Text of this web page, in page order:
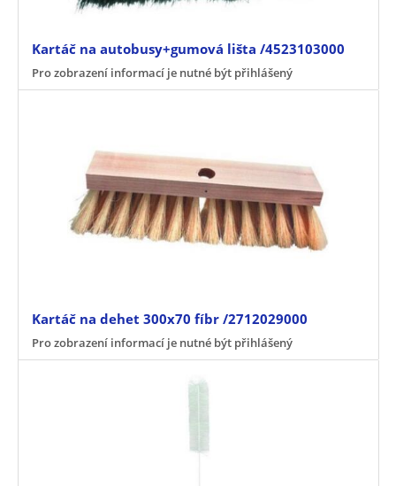
Kartáč na autobusy+gumová lišta /4523103000
Pro zobrazení informací je nutné být přihlášený
Kartáč na dehet 300x70 fíbr /2712029000
Pro zobrazení informací je nutné být přihlášený